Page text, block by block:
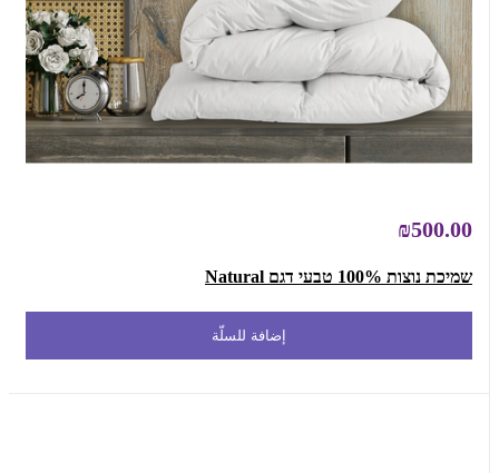
₪500.00
שמיכת נוצות 100% טבעי דגם Natural
إضافة للسلّة